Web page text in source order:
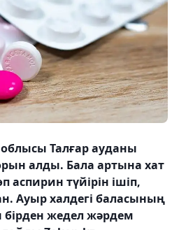
Талғар ауданы
алды. Бала артына хат
түйірін ішіп,
Ауыр халдегі баласының
бірден жедел жәрдем